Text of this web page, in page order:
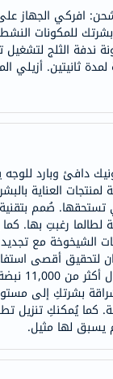
للمكونات
ندفة الثلج
لمدة ثانيتين.
جيسكي سمارت آب غايديد 9
لمنتجات العناية
صُمم بتقنية
الشيخوخة مع
لتحقيق أقصى
بشرتكِ إلى
يُمكنكِ تنزيل
يسبق لها مثيل.